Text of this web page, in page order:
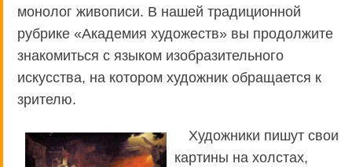
монолог живописи. В нашей традиционной
рубрике «Академия художеств» вы продолжите
знакомиться с языком изобразительного
искусства, на котором художник обращается к
зрителю.
Художники пишут свои
картины на холстах,